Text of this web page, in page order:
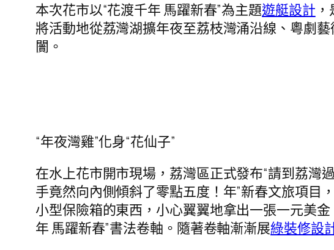
本次花市以“花渡千年 馬躍新春”為主題遊艇設計
將活動地從荔灣湖擴年夜至荔枝灣涌沿線、粵劇
闠。
“年夜灣雞”化身“花仙子”
在水上花市開市現場，荔灣區正式發布“請到荔灣
手竟然向內側傾斜了零點五度！年”新春文旅項目
小型保險箱的東西，小心翼翼地拿出一張一元美
年 馬躍新春”書法卷軸。隨著卷軸漸漸展綠裝修設